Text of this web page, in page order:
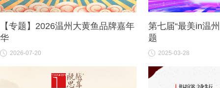
【专题】2026温州大黄鱼品牌嘉年
华
2026-07-20
第七届“最美in温
题
2025-03-28